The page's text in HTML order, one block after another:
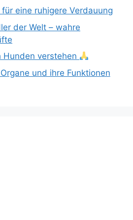
eine ruhigere Verdauung
der Welt – wahre
Hunden verstehen
und ihre Funktionen